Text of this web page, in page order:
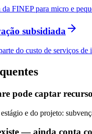
FINEP para micro e
subsidiada
do custo de serviços de
pode captar
e do projeto: